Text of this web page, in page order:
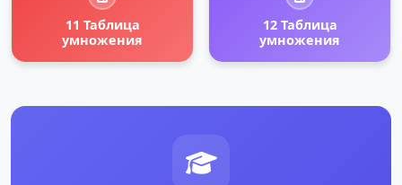
11 Таблица
умножения
12 Таблица
умножения